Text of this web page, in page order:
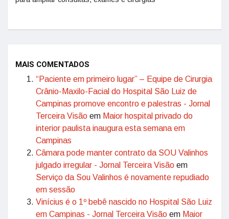
MAIS COMENTADOS
“Paciente em primeiro lugar” – Equipe de Cirurgia
Crânio-Maxilo-Facial do Hospital São Luiz de
Campinas promove encontro e palestras - Jornal
Terceira Visão em Maior hospital privado do
interior paulista inaugura esta semana em
Campinas
Câmara pode manter contrato da SOU Valinhos
julgado irregular - Jornal Terceira Visão em
Serviço da Sou Valinhos é novamente repudiado
em sessão
Vinícius é o 1º bebê nascido no Hospital São Luiz
em Campinas - Jornal Terceira Visão em Maior